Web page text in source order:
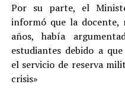
Por su parte, el
informó que la docente,
años, había
estudiantes debido a
el servicio de reserva
crisis»